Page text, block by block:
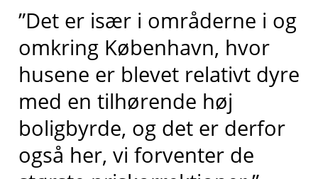
”Det er især i områderne i og
omkring København, hvor
husene er blevet relativt dyre
med en tilhørende høj
boligbyrde, og det er derfor
også her, vi forventer de